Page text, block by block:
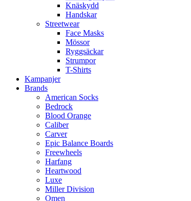
Knäskydd
Handskar
Streetwear
Face Masks
Mössor
Ryggsäckar
Strumpor
T-Shirts
Kampanjer
Brands
American Socks
Bedrock
Blood Orange
Caliber
Carver
Epic Balance Boards
Freewheels
Harfang
Heartwood
Luxe
Miller Division
Omen